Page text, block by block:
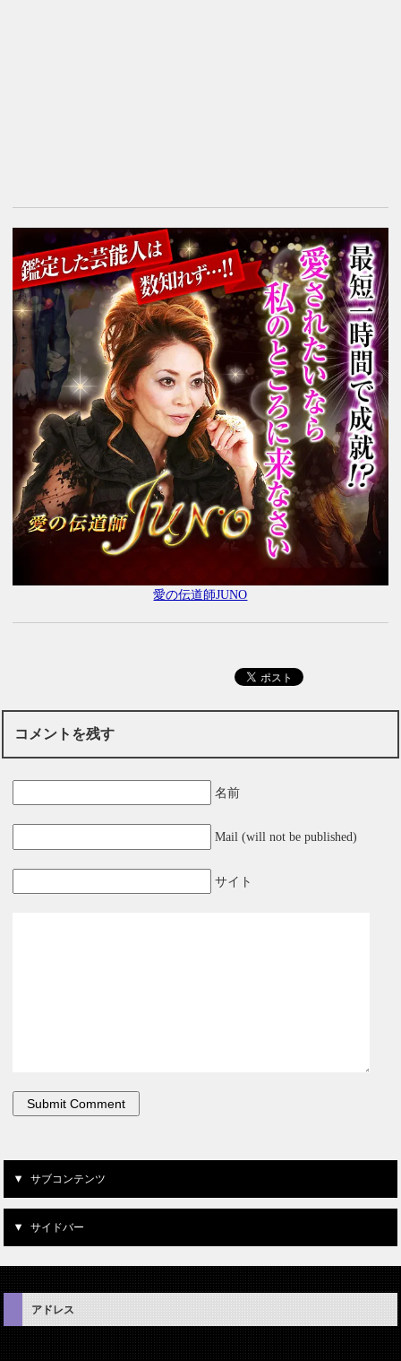
愛の伝道師JUNO
コメントを残す
名前
Mail (will not be published)
サイト
サブコンテンツ
サイドバー
アドレス